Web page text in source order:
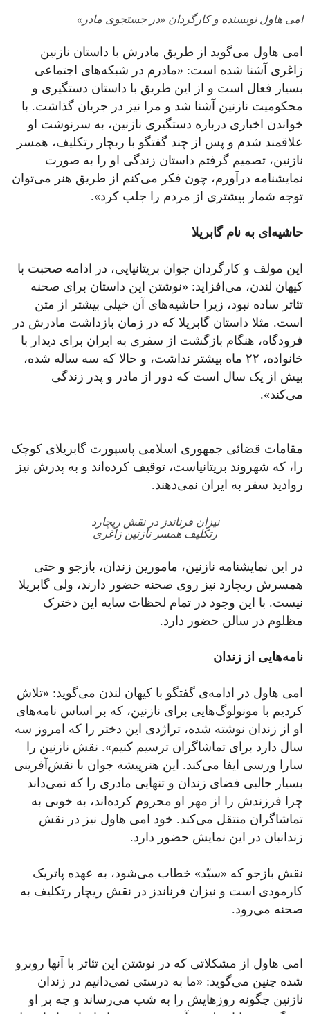
امی هاول نویسنده و کارگردان «در جستجوی مادر»
امی هاول می‌گوید از طریق مادرش با داستان نازنین
زاغری آشنا شده است: «مادرم در شبکه‌های اجتماعی
بسیار فعال است و از این طریق با داستان دستگیری و
محکومیت نازنین آشنا شد و مرا نیز در جریان گذاشت. با
خواندن اخباری درباره دستگیری نازنین، به سرنوشت او
علاقمند شدم و پس از چند گفتگو با ریچار رتکلیف، همسر
نازنین، تصمیم گرفتم داستان زندگی او را به صورت
نمایشنامه درآورم، چون فکر می‌کنم از طریق هنر می‌توان
توجه شمار بیشتری از مردم را جلب کرد».
حاشیه‌ای به نام گابریلا
این مولف و کارگردان جوان بریتانیایی، در ادامه صحبت با
کیهان لندن، می‌افزاید: «نوشتن این داستان برای صحنه
تئاتر ساده نبود، زیرا حاشیه‌های آن خیلی بیشتر از متن
است. مثلا داستان گابریلا که در زمان بازداشت مادرش در
فرودگاه، هنگام بازگشت از سفری به ایران برای دیدار با
خانواده، ۲۲ ماه بیشتر نداشت، و حالا که سه ساله شده،
بیش از یک سال است که دور از مادر و پدر زندگی
می‌کند».
مقامات قضائی جمهوری اسلامی پاسپورت گابریلای کوچک
را، که شهروند بریتانیاست، توقیف کرده‌اند و به پدرش نیز
روادید سفر به ایران نمی‌دهند.
نیزان فرناندز در نقش ریچارد
رتکلیف همسر نازنین زاغری
در این نمایشنامه نازنین، مامورین زندان، بازجو و حتی
همسرش ریچارد نیز روی صحنه حضور دارند، ولی گابریلا
نیست. با این وجود در تمام لحظات سایه این دخترک
مظلوم در سالن حضور دارد.
نامه‌هایی از زندان
امی هاول در ادامه‌ی گفتگو با کیهان لندن می‌گوید: «تلاش
کردیم با مونولوگ‌هایی برای نازنین، که بر اساس نامه‌های
او از زندان نوشته شده‌، تراژدی این دختر را که امروز سه
سال دارد برای تماشاگران ترسیم کنیم». نقش نازنین را
سارا ورسی ایفا می‌کند. این هنرپیشه جوان با نقش‌آفرینی
بسیار جالبی فضای زندان و تنهایی مادری را که نمی‌داند
چرا فرزندش را از مهر او محروم کرده‌اند، به خوبی به
تماشاگران منتقل می‌کند. خود امی هاول نیز در نقش
زندانبان در این نمایش حضور دارد.
نقش بازجو که «سیّد» خطاب می‌شود، به عهده پاتریک
کارمودی است و نیزان فرناندز در نقش ریچار رتکلیف به
صحنه می‌رود.
امی هاول از مشکلاتی که در نوشتن این تئاتر با آنها روبرو
شده چنین می‌گوید: «ما به درستی نمی‌دانیم در زندان
نازنین چگونه روزهایش را به شب می‌رساند و چه بر او